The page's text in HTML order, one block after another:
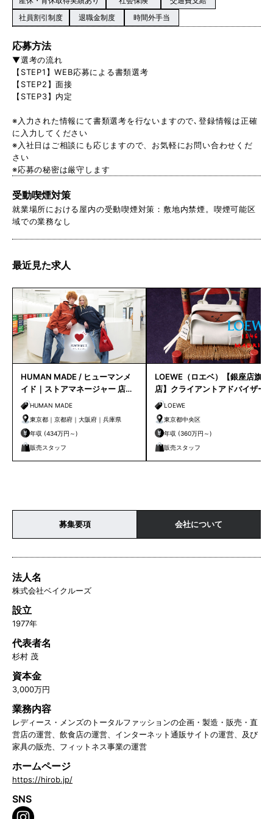
社員割引制度
退職金制度 時間外手当
応募方法
▼選考の流れ
【STEP1】WEB応募による書類選考
【STEP2】面接
【STEP3】内定
※入力された情報にて書類選考を行ないますので､登録情報は正確
に入力してください
※入社日はご相談にも応じますので、お気軽にお問い合わせくだ
さい
※応募の秘密は厳守します
受動喫煙対策
就業場所における屋内の受動喫煙対策：敷地内禁煙。喫煙可能区
域での業務なし
最近見た求人
HUMAN MADE / ヒューマンメ
イド｜ストアマネージャー 店長
候補HUMAN MADE
東京都｜京都府｜大阪府｜兵庫県
年収 (434万円～)
販売スタッフ
LOEWE（ロエベ）【銀座店旗艦
店】クライアントアドバイザー
／シニアクライアントアドバイ
ザー募集
LOEWE
東京都中央区
年収 (360万円～)
販売スタッフ
募集要項 会社について
法人名
株式会社ベイクルーズ
設立
1977年
代表者名
杉村 茂
資本金
3,000万円
業務内容
レディース・メンズのトータルファッションの企画・製造・販売・直
営店の運営、飲食店の運営、インターネット通販サイトの運営、及び
家具の販売、フィットネス事業の運営
ホームページ
https://hirob.jp/
SNS